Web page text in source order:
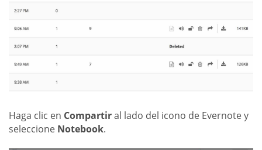
Haga clic en Compartiral lado del icono de Evernote y
seleccione Notebook.